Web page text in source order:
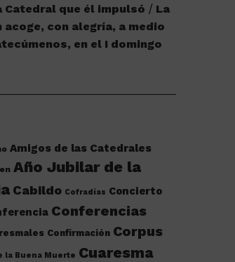
Catedral que él impulsó
La
acoge, con alegría, a medio
en el I domingo
Amigos de las Catedrales
Año Jubilar de la
Cabildo Cofradías Concierto
Conferencias
Confirmación Corpus
la Buena Muerte Cuaresma